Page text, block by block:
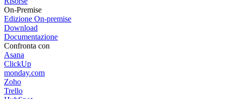
On-Premise
Edizione On-premise
Download
Documentazione
Confronta con
Asana
ClickUp
monday.com
Zoho
Trello